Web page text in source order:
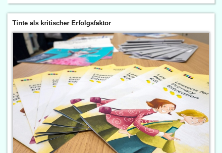
Tinte als kritischer Erfolgsfaktor